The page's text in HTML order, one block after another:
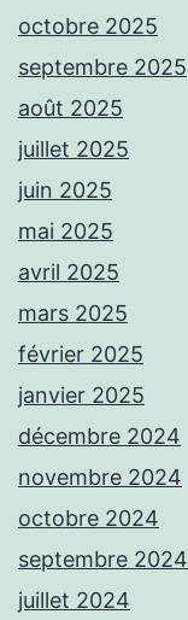
octobre 2025
septembre 2025
août 2025
juillet 2025
juin 2025
mai 2025
avril 2025
mars 2025
février 2025
janvier 2025
décembre 2024
novembre 2024
octobre 2024
septembre 2024
juillet 2024